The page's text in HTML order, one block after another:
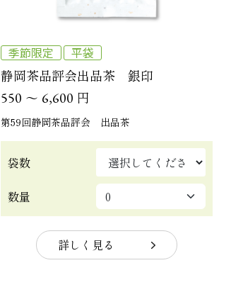
季節限定 平袋
静岡茶品評会出品茶 銀印
550 ～ 6,600 円
第59回静岡茶品評会 出品茶
袋数
数量
詳しく見る